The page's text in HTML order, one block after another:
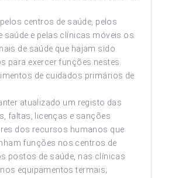
centros de saúde, pelos
saúde e pelas clínicas móveis os
de saúde que hajam sido
para exercer funções nestes
de cuidados primários de
atualizado um registo das
faltas, licenças e sanções
dos recursos humanos que
funções nos centros de
postos de saúde, nas clínicas
equipamentos termais;